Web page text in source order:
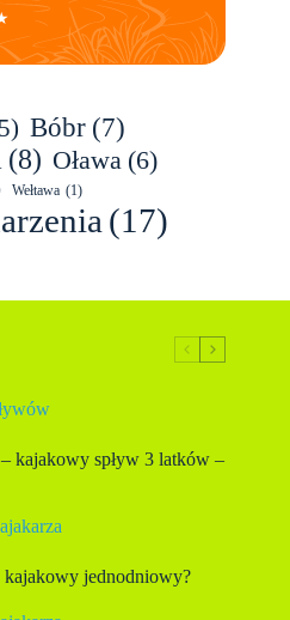
Bóbr (7)
(8) Oława (6)
Wełtawa (1)
(17)
kajakowy spływ 3 latków –
kajakowy jednodniowy?